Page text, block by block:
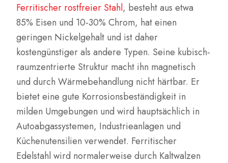
Ferritischer rostfreier Stahl, besteht aus etwa
85% Eisen und 10-30% Chrom, hat einen
geringen Nickelgehalt und ist daher
kostengünstiger als andere Typen. Seine kubisch-
raumzentrierte Struktur macht ihn magnetisch
und durch Wärmebehandlung nicht härtbar. Er
bietet eine gute Korrosionsbeständigkeit in
milden Umgebungen und wird hauptsächlich in
Autoabgassystemen, Industrieanlagen und
Küchenutensilien verwendet. Ferritischer
Edelstahl wird normalerweise durch Kaltwalzen